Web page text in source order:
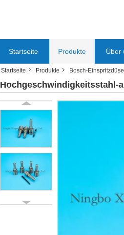
Startseite Produkte Über
Startseite Produkte Bosch-
Hochgeschwindigkeitsstahl-